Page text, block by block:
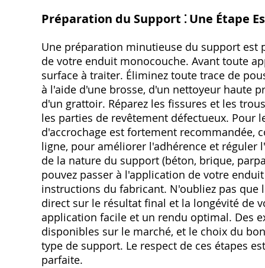
Préparation du Support ⁚ Une Étape
Une préparation minutieuse du support
de votre enduit monocouche. Avant toute
surface à traiter. Éliminez toute trace de
à l'aide d'une brosse, d'un nettoyeur haute
d'un grattoir. Réparez les fissures et les
les parties de revêtement défectueux.
d'accrochage est fortement recommandée,
ligne, pour améliorer l'adhérence et
de la nature du support (béton, brique,
pouvez passer à l'application de votre
instructions du fabricant. N'oubliez pas
direct sur le résultat final et la longévité de
application facile et un rendu optimal. Des
disponibles sur le marché, et le choix du
type de support. Le respect de ces étapes
parfaite.